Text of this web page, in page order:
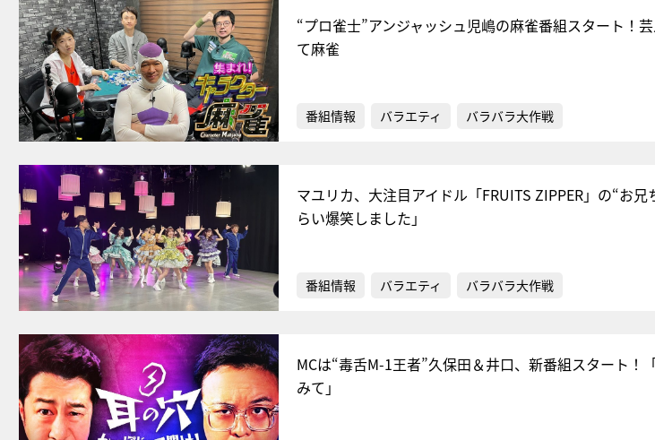
“プロ雀士”アンジャッシュ児嶋の麻雀番組スタート！
て麻雀
番組情報 バラエティ バラバラ大作戦
マユリカ、大注目アイドル「FRUITS ZIPPER」の“お
らい爆笑しました」
番組情報 バラエティ バラバラ大作戦
MCは“毒舌M-1王者”久保田＆井口、新番組スタート！
みて」